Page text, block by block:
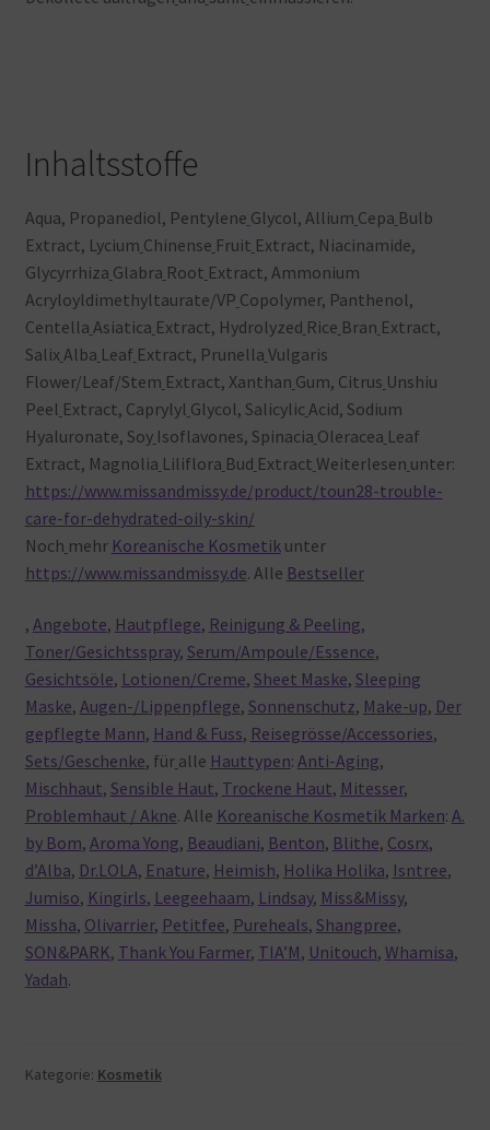
Inhaltsstoffe
Aqua, Propanediol, Pentylene Glycol, Allium Cepa Bulb
Extract, Lycium Chinense Fruit Extract, Niacinamide,
Glycyrrhiza Glabra Root Extract, Ammonium
Acryloyldimethyltaurate/VP Copolymer, Panthenol,
Centella Asiatica Extract, Hydrolyzed Rice Bran Extract,
Salix Alba Leaf Extract, Prunella Vulgaris
Flower/Leaf/Stem Extract, Xanthan Gum, Citrus Unshiu
Peel Extract, Caprylyl Glycol, Salicylic Acid, Sodium
Hyaluronate, Soy Isoflavones, Spinacia Oleracea Leaf
Extract, Magnolia Liliflora Bud Extract Weiterlesen unter:
https://www.missandmissy.de/product/toun28-trouble-
care-for-dehydrated-oily-skin/
Noch mehr Koreanische Kosmetikunter
https://www.missandmissy.de. Alle Bestseller
, Angebote, Hautpflege, Reinigung & Peeling,
Toner/Gesichtsspray, Serum/Ampoule/Essence,
Gesichtsöle, Lotionen/Creme, Sheet Maske, Sleeping
Maske, Augen-/Lippenpflege, Sonnenschutz, Make-up, Der
gepflegte Mann, Hand & Fuss, Reisegrösse/Accessories,
Sets/Geschenke, für alle Hauttypen: Anti-Aging,
Mischhaut, Sensible Haut, Trockene Haut, Mitesser,
Problemhaut / Akne. Alle Koreanische Kosmetik Marken: A.
by Bom, Aroma Yong, Beaudiani, Benton, Blithe, Cosrx,
d’Alba, Dr.LOLA, Enature, Heimish, Holika Holika, Isntree,
Jumiso, Kingirls, Leegeehaam, Lindsay, Miss&Missy,
Missha, Olivarrier, Petitfee, Pureheals, Shangpree,
SON&PARK, Thank You Farmer, TIA’M, Unitouch, Whamisa,
Yadah.
Kategorie: Kosmetik